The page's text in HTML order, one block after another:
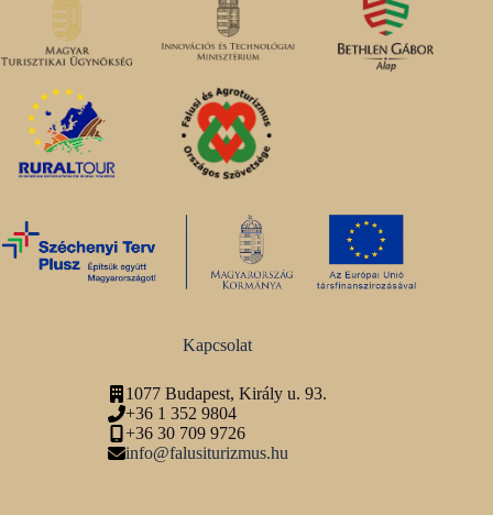
Kapcsolat
1077 Budapest, Király u. 93.
+36 1 352 9804
+36 30 709 9726
info@falusiturizmus.hu